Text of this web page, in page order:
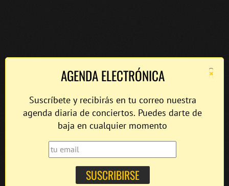
×
AGENDA ELECTRÓNICA
Suscríbete y recibirás en tu correo nuestra
agenda diaria de conciertos. Puedes darte de
baja en cualquier momento